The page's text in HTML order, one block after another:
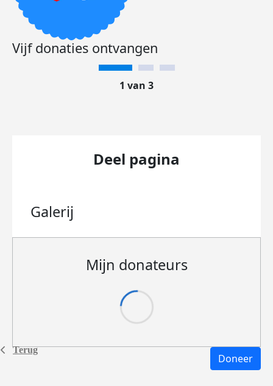
Terug
Vijf donaties ontvangen
1 van 3
Deel pagina
Galerij
Mijn donateurs
Doneer